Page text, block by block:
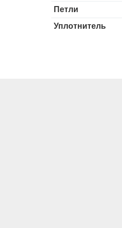
Петли
Уплотнитель